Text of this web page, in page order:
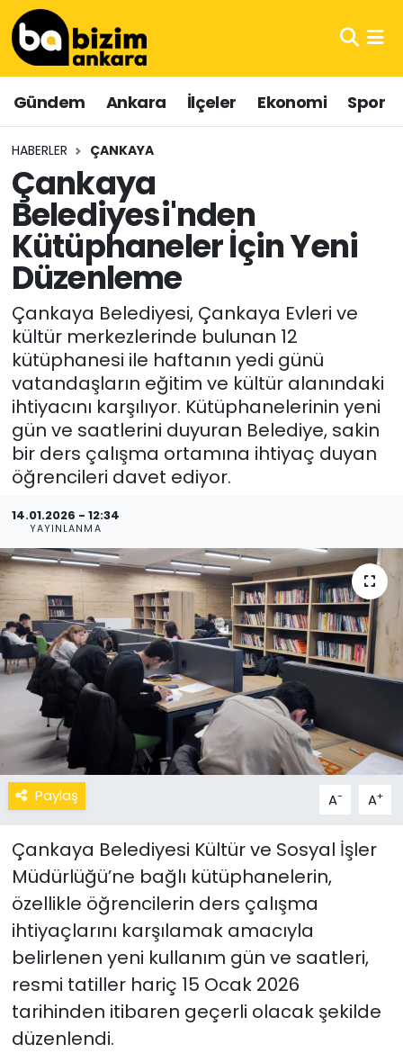
Gündem Ankara İlçeler Ekonomi Spor
HABERLER ÇANKAYA
Çankaya
Belediyesi'nden
Kütüphaneler İçin Yeni
Düzenleme
Çankaya Belediyesi, Çankaya Evleri ve
kültür merkezlerinde bulunan 12
kütüphanesi ile haftanın yedi günü
vatandaşların eğitim ve kültür alanındaki
ihtiyacını karşılıyor. Kütüphanelerinin yeni
gün ve saatlerini duyuran Belediye, sakin
bir ders çalışma ortamına ihtiyaç duyan
öğrencileri davet ediyor.
14.01.2026 - 12:34
YAYINLANMA
Paylaş A- A+
Çankaya Belediyesi Kültür ve Sosyal İşler
Müdürlüğü’ne bağlı kütüphanelerin,
özellikle öğrencilerin ders çalışma
ihtiyaçlarını karşılamak amacıyla
belirlenen yeni kullanım gün ve saatleri,
resmi tatiller hariç 15 Ocak 2026
tarihinden itibaren geçerli olacak şekilde
düzenlendi.
Hava Durumu
Trafik Durumu
Süper Lig Puan Durumu ve Fikstür
Tüm Manşetler
Son Dakika Haberleri